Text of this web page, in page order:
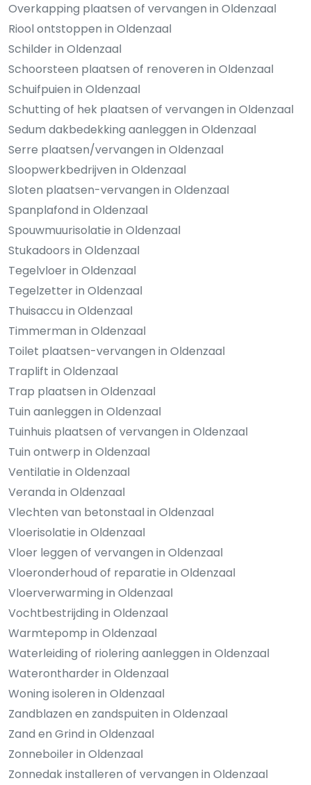
Overkapping plaatsen of vervangen in Oldenzaal
Riool ontstoppen in Oldenzaal
Schilder in Oldenzaal
Schoorsteen plaatsen of renoveren in Oldenzaal
Schuifpuien in Oldenzaal
Schutting of hek plaatsen of vervangen in Oldenzaal
Sedum dakbedekking aanleggen in Oldenzaal
Serre plaatsen/vervangen in Oldenzaal
Sloopwerkbedrijven in Oldenzaal
Sloten plaatsen-vervangen in Oldenzaal
Spanplafond in Oldenzaal
Spouwmuurisolatie in Oldenzaal
Stukadoors in Oldenzaal
Tegelvloer in Oldenzaal
Tegelzetter in Oldenzaal
Thuisaccu in Oldenzaal
Timmerman in Oldenzaal
Toilet plaatsen-vervangen in Oldenzaal
Traplift in Oldenzaal
Trap plaatsen in Oldenzaal
Tuin aanleggen in Oldenzaal
Tuinhuis plaatsen of vervangen in Oldenzaal
Tuin ontwerp in Oldenzaal
Ventilatie in Oldenzaal
Veranda in Oldenzaal
Vlechten van betonstaal in Oldenzaal
Vloerisolatie in Oldenzaal
Vloer leggen of vervangen in Oldenzaal
Vloeronderhoud of reparatie in Oldenzaal
Vloerverwarming in Oldenzaal
Vochtbestrijding in Oldenzaal
Warmtepomp in Oldenzaal
Waterleiding of riolering aanleggen in Oldenzaal
Waterontharder in Oldenzaal
Woning isoleren in Oldenzaal
Zandblazen en zandspuiten in Oldenzaal
Zand en Grind in Oldenzaal
Zonneboiler in Oldenzaal
Zonnedak installeren of vervangen in Oldenzaal